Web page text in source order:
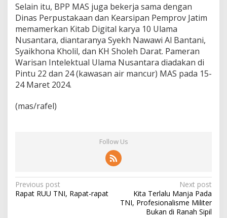
Selain itu, BPP MAS juga bekerja sama dengan
Dinas Perpustakaan dan Kearsipan Pemprov Jatim
memamerkan Kitab Digital karya 10 Ulama
Nusantara, diantaranya Syekh Nawawi Al Bantani,
Syaikhona Kholil, dan KH Sholeh Darat. Pameran
Warisan Intelektual Ulama Nusantara diadakan di
Pintu 22 dan 24 (kawasan air mancur) MAS pada 15-
24 Maret 2024.
(mas/rafel)
Follow Us
P
o
Previous post
Rapat RUU TNI, Rapat-rapat
Next post
Kita Terlalu Manja Pada
TNI, Profesionalisme Militer
Bukan di Ranah Sipil